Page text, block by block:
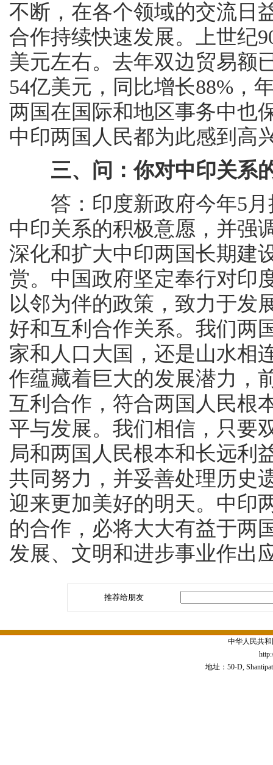
不断，在各个领域的交流日
合作持续快速发展。上世纪
美元左右。去年双边贸易额
54亿美元，同比增长88%，
两国在国际和地区事务中也
中印两国人民都为此感到高
三、问：你对中印关系
答：印度新政府今年5月
中印关系的积极意愿，并强
深化和扩大中印两国长期建
赏。中国政府坚定奉行对印
以邻为伴的政策，致力于发
好和互利合作关系。我们两
家和人口大国，还是山水相
作蕴藏着巨大的发展潜力，
互利合作，符合两国人民根
平与发展。我们相信，只要
局和两国人民根本和长远利
共同努力，并妥善处理历史
迎来更加美好的明天。中印
的合作，必将大大有益于两
发展、文明和进步事业作出
推荐给朋友
中华人民共
地址：50-D,